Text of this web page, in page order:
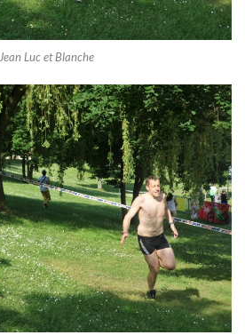
Jean Luc et Blanche